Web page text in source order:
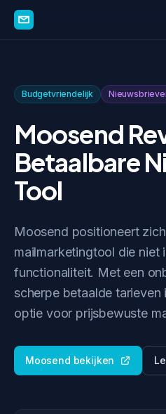
Budgetvriendelijk
Moosend
Betaalbare
Tool
Moosend positioneert
mailmarketingtool die niet
functionaliteit. Met een
scherpe betaalde tarieven
optie voor prijsbewuste
Moosend bekijken